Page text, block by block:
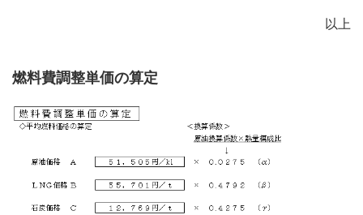
以上
燃料費調整単価の算定